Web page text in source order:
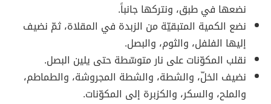
نضعها في طبق، ونتركها جانباً.
نضع الكمية المتبقيّة من الزبدة في المقلاة، ثمّ نضيف
إليها الفلفل، والثوم، والبصل.
نقلب المكوّنات على نار متوسّطة حتى يلين البصل.
نضيف الخلّ، والشطة، والشطة المجروشة، والطماطم،
والملح، والسكر، والكزبرة إلى المكوّنات.